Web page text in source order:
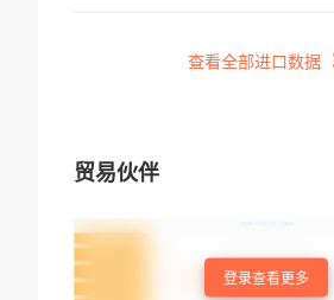
ngine Capacity: 65查看全部进口数据
贸易伙伴
登录查看更多